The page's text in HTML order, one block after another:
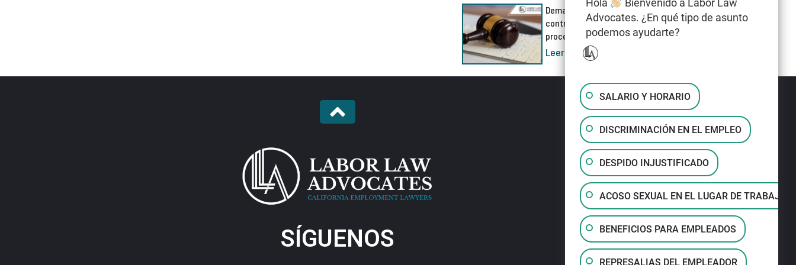
Demanda por discriminación
contra Meta AI cuestiona el
proceso de despidos
Leer más »
SÍGUENOS
Hola
Bienvenido a Labor Law
Advocates. ¿En qué tipo de asunto
podemos ayudarte?
SALARIO Y HORARIO
DISCRIMINACIÓN EN EL EMPLEO
DESPIDO INJUSTIFICADO
ACOSO SEXUAL EN EL LUGAR DE TRABAJO
BENEFICIOS PARA EMPLEADOS
REPRESALIAS DEL EMPLEADOR